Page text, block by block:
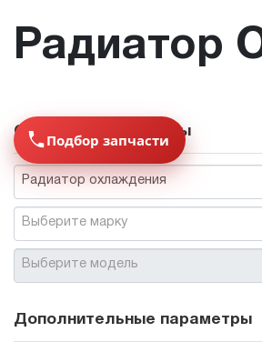
Радиатор
Основные параметры
Радиатор охлаждения
Выберите марку
Выберите модель
Дополнительные параметры
Подбор запчасти